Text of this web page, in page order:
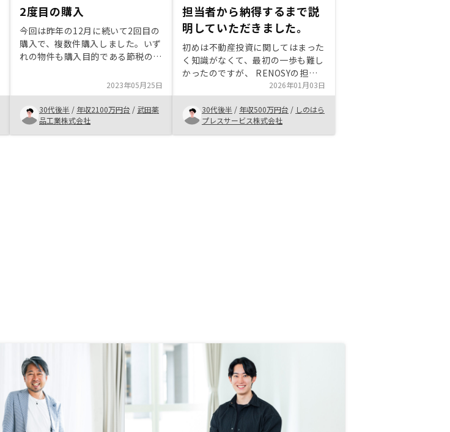
2度目の購入
今回は昨年の12月に続いて2回目の
購入で、複数件購入しました。いず
れの物件も購入目的である節税のイ
ちらの希望を汲んで物件を紹介して
くれる担当者に感謝です。申し込み
から引き渡しまでスピーディに進め
ていただき良かったです。
2023年05月25日
30代後半 / 年収2100万円台 / 武田薬
品工業株式会社
担当者から納得するまで説
明していただきました。
初めは不動産投資に関してはまった
く知識がなくて、最初の一歩も難し
かったのですが、 RENOSYの担当
者が丁寧にわかりやすく解説してい
ただいたため、購入することを決定
しました。リスクの部分はもちろん
ありますが、そのリスクの対策方法
もあると思ってませんでした。しっ
2026年01月03日
30代後半 / 年収500万円台 / しのはら
プレスサービス株式会社